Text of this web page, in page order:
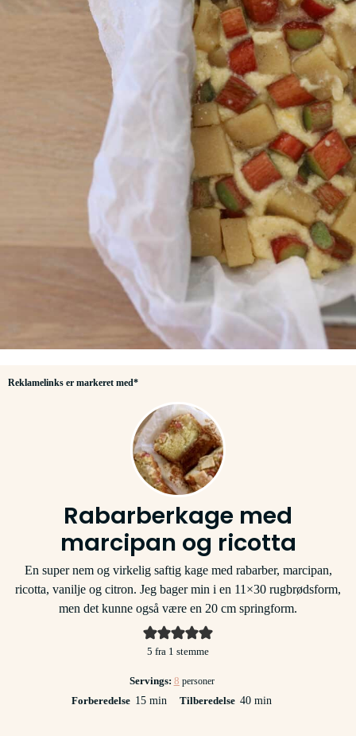
Reklamelinks er markeret med*
Rabarberkage med
marcipan og ricotta
En super nem og virkelig saftig kage med rabarber, marcipan,
ricotta, vanilje og citron. Jeg bager min i en 11×30 rugbrødsform,
men det kunne også være en 20 cm springform.
5 fra 1 stemme
Servings: 8 personer
Forberedelse 15minutter
min Tilberedelse 40minutter
min